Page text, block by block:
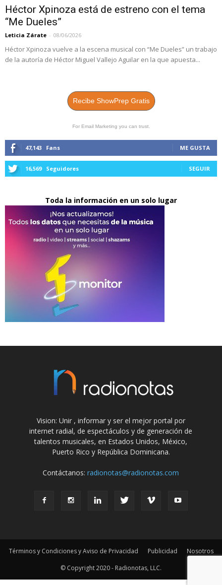
Héctor Xpinoza está de estreno con el tema
“Me Dueles”
Leticia Zárate - 08/06/2026
Héctor Xpinoza vuelve a la escena musical con “Me Dueles” un trabajo
de la autoría de Héctor Miguel Vallejo Aguilar en la que apuesta...
Recibe ShowPrep Gratis
For Email Marketing you can trust.
47,143 Fans ME GUSTA
16,569 Seguidores SEGUIR
Toda la información en un solo lugar
Vision: Unir , informar y ser el mejor portal por
internet radial, de espectáculos y de generación de
talentos musicales, en Estados Unidos, México,
Puerto Rico y República Dominicana.
Contáctanos:radionotas@radionotas.com
Términos y Condiciones y Aviso de Privacidad Publicidad
Nosotros
© Copyright 2020 - Radionotas, LLC.